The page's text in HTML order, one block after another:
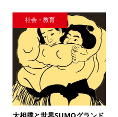
社会・教育
大相撲と世界SUMOグランド